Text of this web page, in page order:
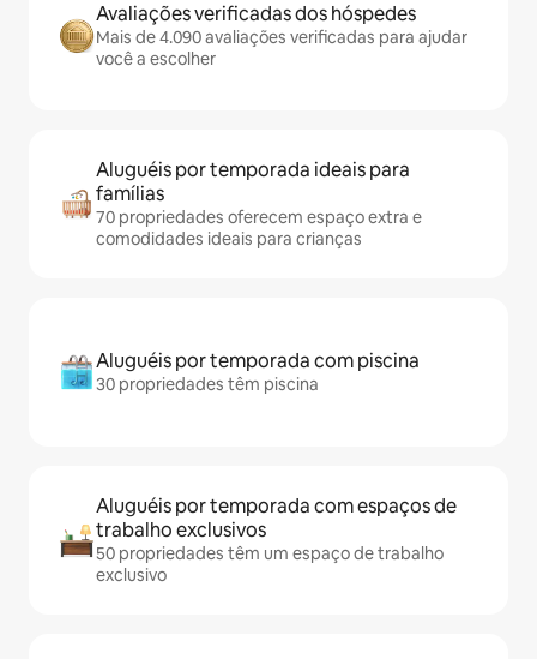
Avaliações verificadas dos hóspedes
Mais de 4.090 avaliações verificadas para ajudar
você a escolher
Aluguéis por temporada ideais para
famílias
70 propriedades oferecem espaço extra e
comodidades ideais para crianças
Aluguéis por temporada com piscina
30 propriedades têm piscina
Aluguéis por temporada com espaços de
trabalho exclusivos
50 propriedades têm um espaço de trabalho
exclusivo